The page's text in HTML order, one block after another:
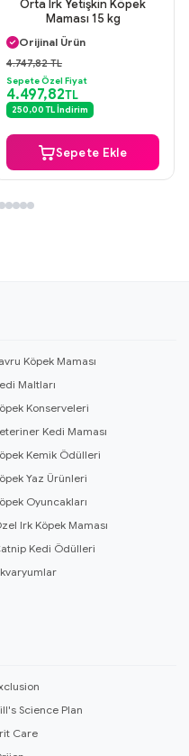
Orta Irk Yetişkin Köpek
Maması 15 kg
Aynı Gün Kargo
Orijinal Ürün
Güvenli Ödeme
Aynı Gün Kargo
4.747,82 TL
Sepete Özel Fiyat
4.497,82TL
250,00 TL İndirim
Sepete Ekle
Köpek Maması
Maltları
Konserveleri
Kedi Maması
Kemik Ödülleri
Yaz Ürünleri
Oyuncakları
Irk Köpek Maması
Kedi Ödülleri
Science Plan
Care